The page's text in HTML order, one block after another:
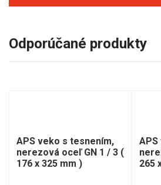
Odporúčané produkty
APS veko s tesnením,
nerezová oceľ GN 1 / 3 (
176 x 325 mm )
265